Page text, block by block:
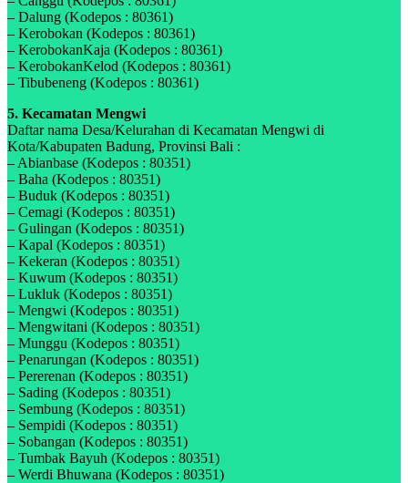
– Dalung (Kodepos : 80361)
– Kerobokan (Kodepos : 80361)
– KerobokanKaja (Kodepos : 80361)
– KerobokanKelod (Kodepos : 80361)
– Tibubeneng (Kodepos : 80361)
5. Kecamatan Mengwi
Daftar nama Desa/Kelurahan di Kecamatan Mengwi di
Kota/Kabupaten Badung, Provinsi Bali :
– Abianbase (Kodepos : 80351)
– Baha (Kodepos : 80351)
– Buduk (Kodepos : 80351)
– Cemagi (Kodepos : 80351)
– Gulingan (Kodepos : 80351)
– Kapal (Kodepos : 80351)
– Kekeran (Kodepos : 80351)
– Kuwum (Kodepos : 80351)
– Lukluk (Kodepos : 80351)
– Mengwi (Kodepos : 80351)
– Mengwitani (Kodepos : 80351)
– Munggu (Kodepos : 80351)
– Penarungan (Kodepos : 80351)
– Pererenan (Kodepos : 80351)
– Sading (Kodepos : 80351)
– Sembung (Kodepos : 80351)
– Sempidi (Kodepos : 80351)
– Sobangan (Kodepos : 80351)
– Tumbak Bayuh (Kodepos : 80351)
– Werdi Bhuwana (Kodepos : 80351)